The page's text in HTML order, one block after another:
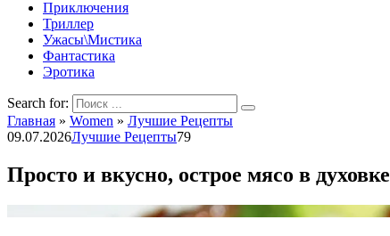
Приключения
Триллер
Ужасы\Мистика
Фантастика
Эротика
Search for:
Главная » Women » Лучшие Рецепты
09.07.2026Лучшие Рецепты79
Просто и вкусно, острое мясо в духовке